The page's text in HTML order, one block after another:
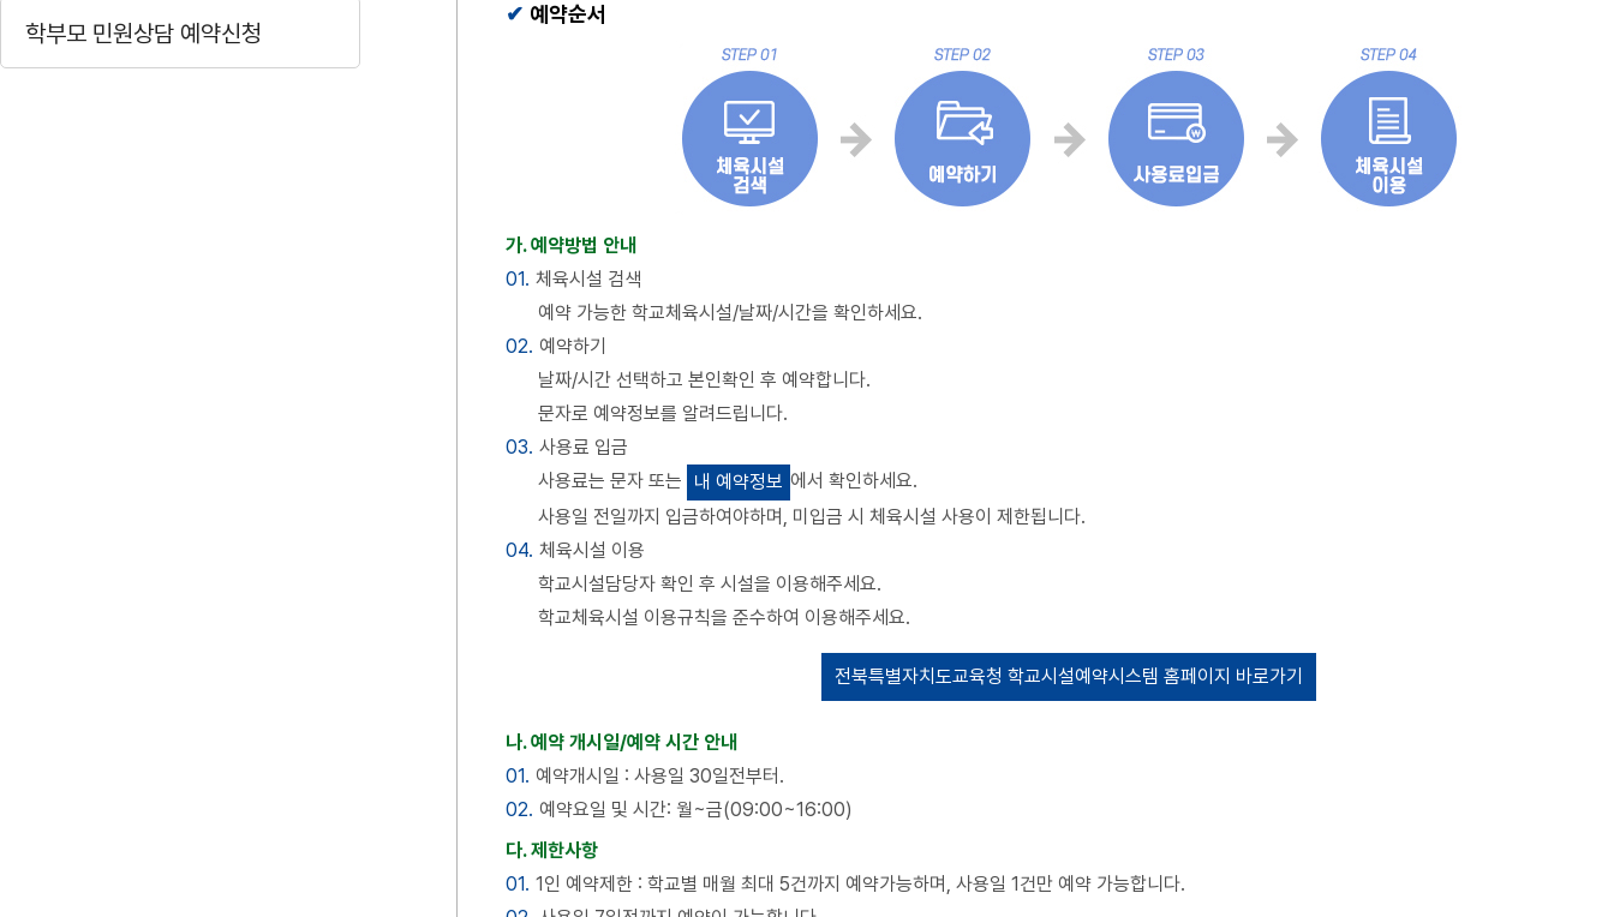
학부모 민원상담 예약신청
예약순서
가. 예약방법 안내
01. 체육시설 검색
예약 가능한 학교체육시설/날짜/시간을 확인하세요.
02. 예약하기
날짜/시간 선택하고 본인확인 후 예약합니다.
문자로 예약정보를 알려드립니다.
03. 사용료 입금
사용료는 문자 또는
내 예약정보 에서 확인하세요.
사용일 전일까지 입금하여야하며, 미입금 시 체육시설 사용이 제한됩니다.
04. 체육시설 이용
학교시설담당자 확인 후 시설을 이용해주세요.
학교체육시설 이용규칙을 준수하여 이용해주세요.
전북특별자치도교육청 학교시설예약시스템 홈페이지 바로가기
나. 예약 개시일/예약 시간 안내
01. 예약개시일 : 사용일 30일전부터.
02. 예약요일 및 시간: 월~금(09:00~16:00)
다. 제한사항
01. 1인 예약제한 : 학교별 매월 최대 5건까지 예약가능하며, 사용일 1건만 예약 가능합니다.